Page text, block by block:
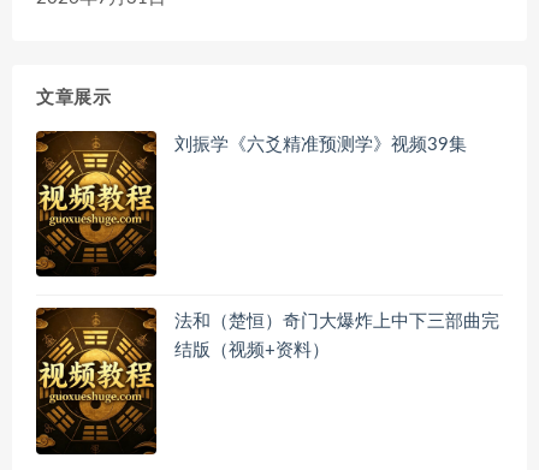
文章展示
刘振学《六爻精准预测学》视频39集
法和（楚恒）奇门大爆炸上中下三部曲完
结版（视频+资料）